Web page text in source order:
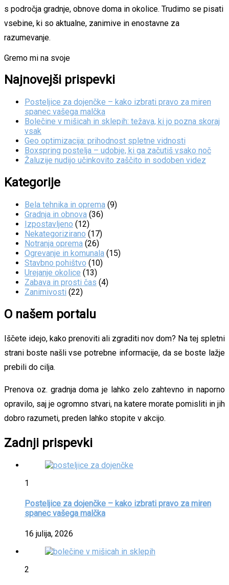
s področja gradnje, obnove doma in okolice. Trudimo se pisati
vsebine, ki so aktualne, zanimive in enostavne za
razumevanje.
Gremo mi na svoje
Najnovejši prispevki
Posteljice za dojenčke – kako izbrati pravo za miren
spanec vašega malčka
Bolečine v mišicah in sklepih: težava, ki jo pozna skoraj
vsak
Geo optimizacija: prihodnost spletne vidnosti
Boxspring postelja – udobje, ki ga začutiš vsako noč
Žaluzije nudijo učinkovito zaščito in sodoben videz
Kategorije
Bela tehnika in oprema (9)
Gradnja in obnova (36)
Izpostavljeno (12)
Nekategorizirano (17)
Notranja oprema (26)
Ogrevanje in komunala (15)
Stavbno pohištvo (10)
Urejanje okolice (13)
Zabava in prosti čas (4)
Zanimivosti (22)
O našem portalu
Iščete idejo, kako prenoviti ali zgraditi nov dom? Na tej spletni
strani boste našli vse potrebne informacije, da se boste lažje
prebili do cilja.
Prenova oz. gradnja doma je lahko zelo zahtevno in naporno
opravilo, saj je ogromno stvari, na katere morate pomisliti in jih
dobro razumeti, preden lahko stopite v akcijo.
Zadnji prispevki
1
Posteljice za dojenčke – kako izbrati pravo za miren
spanec vašega malčka
16 julija, 2026
2